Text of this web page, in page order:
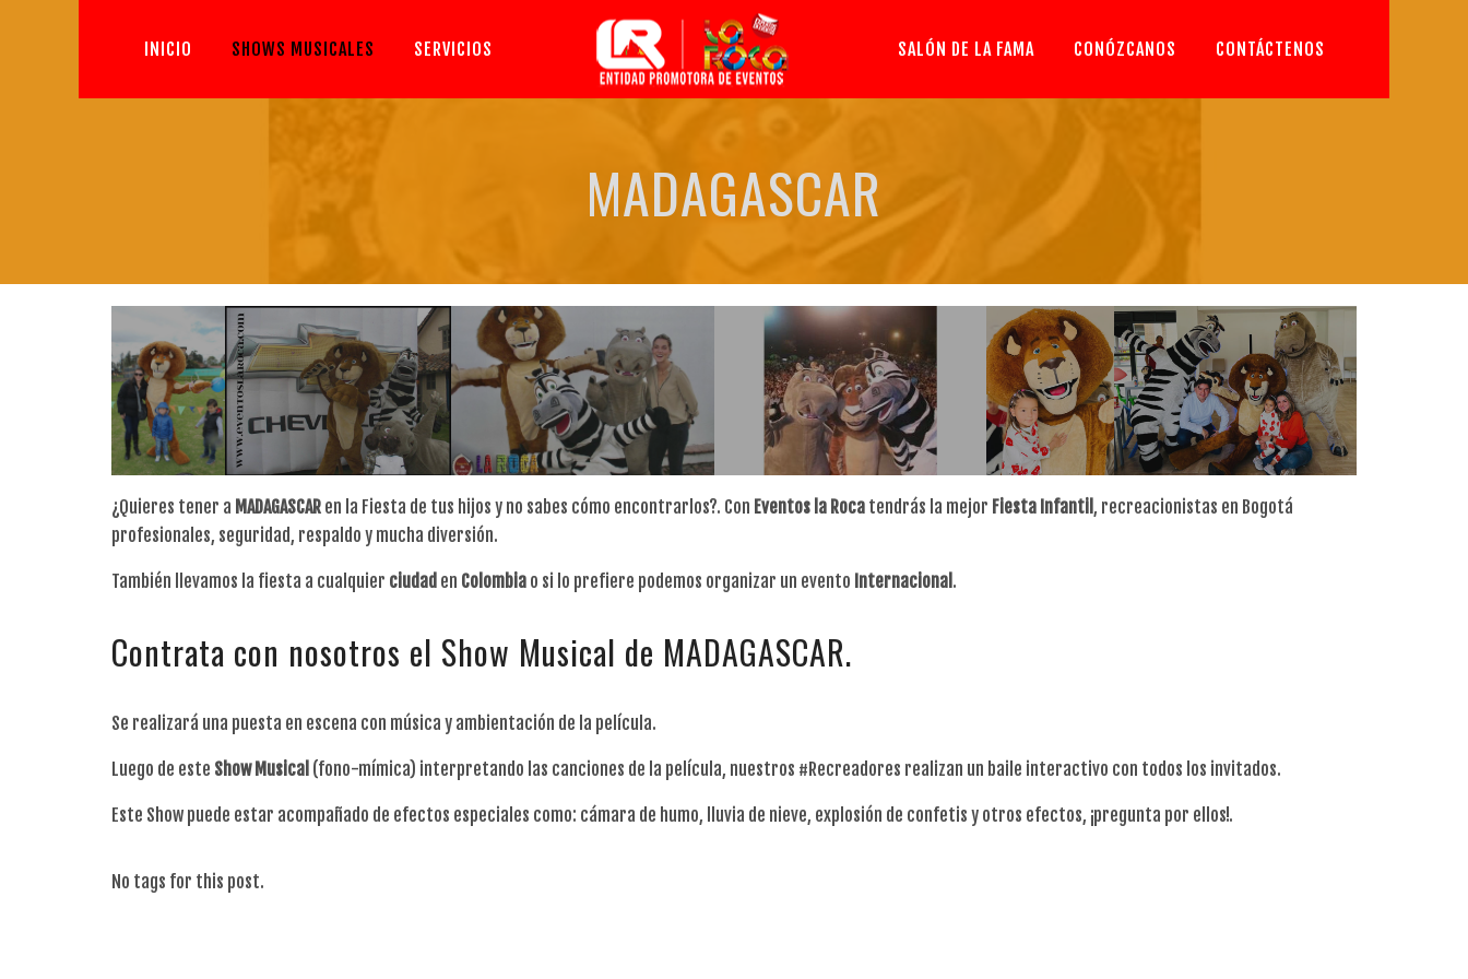
INICIO SHOWS MUSICALES SERVICIOS SALÓN DE LA FAMA CONÓZCANOS CONTÁCTENOS
MADAGASCAR
¿Quieres tener a MADAGASCAR en la Fiesta de tus hijos y no sabes cómo encontrarlos?. Con Eventos la Roca tendrás la mejor Fiesta Infantil , recreacionistas en Bogotá
profesionales, seguridad, respaldo y mucha diversión.
También llevamos la fiesta a cualquier ciudad en Colombia o si lo prefiere podemos organizar un evento Internacional .
Contrata con nosotros el Show Musical de MADAGASCAR.
Se realizará una puesta en escena con música y ambientación de la película.
Luego de este Show Musical (fono-mímica) interpretando las canciones de la película, nuestros #Recreadores realizan un baile interactivo con todos los invitados.
Este Show puede estar acompañado de efectos especiales como: cámara de humo, lluvia de nieve, explosión de confetis y otros efectos, ¡pregunta por ellos!.
No tags for this post.